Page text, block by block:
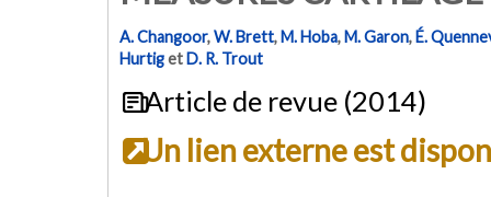
A. Changoor,W. Brett,M. Hoba,M. Garon,É.
HurtigetD. R. Trout
Article de revue (2014)
Un lien externe est